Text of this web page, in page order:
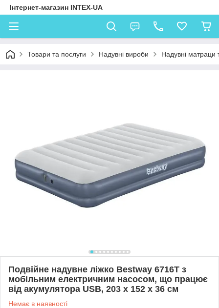
Інтернет-магазин INTEX-UA
Товари та послуги Надувні вироби Надувні матраци
Подвійне надувне ліжко Bestway 6716T з
мобільним електричним насосом, що працює
від акумулятора USB, 203 x 152 x 36 см
Немає в наявності